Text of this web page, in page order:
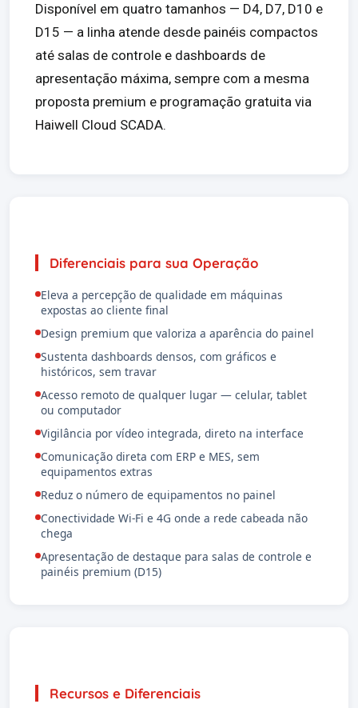
Disponível em quatro tamanhos — D4, D7, D10 e
D15 — a linha atende desde painéis compactos
até salas de controle e dashboards de
apresentação máxima, sempre com a mesma
proposta premium e programação gratuita via
Haiwell Cloud SCADA.
Diferenciais para sua Operação
Eleva a percepção de qualidade em máquinas
expostas ao cliente final
Design premium que valoriza a aparência do painel
Sustenta dashboards densos, com gráficos e
históricos, sem travar
Acesso remoto de qualquer lugar — celular, tablet
ou computador
Vigilância por vídeo integrada, direto na interface
Comunicação direta com ERP e MES, sem
equipamentos extras
Reduz o número de equipamentos no painel
Conectividade Wi-Fi e 4G onde a rede cabeada não
chega
Apresentação de destaque para salas de controle e
painéis premium (D15)
Recursos e Diferenciais